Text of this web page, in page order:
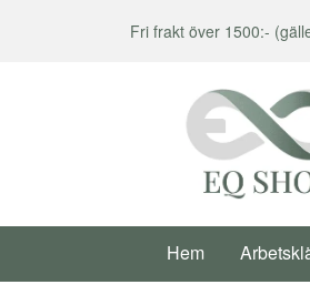
Fri frakt över 1500:-
Hem